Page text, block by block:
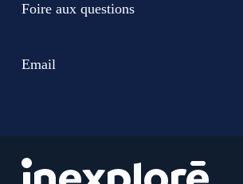
Foire aux questions
Email